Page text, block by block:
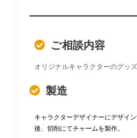
ご相談内容
オリジナルキャラクターのグッズ
製造
キャラクターデザイナーにデザイ
後、切削にてチャームを製作。